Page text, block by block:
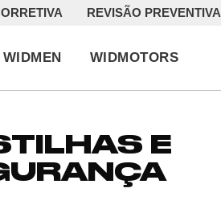
REVISÃO PREVENTIVA
WIDMOTORS
E